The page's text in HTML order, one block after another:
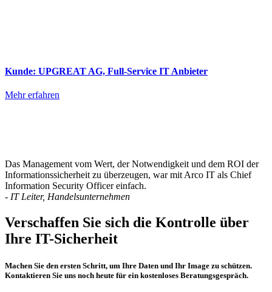
Kunde: UPGREAT AG, Full-Service IT Anbieter
Mehr erfahren
Das Management vom Wert, der Notwendigkeit und dem ROI der
Informationssicherheit zu überzeugen, war mit Arco IT als Chief
Information Security Officer einfach.
- IT Leiter, Handelsunternehmen
Verschaffen Sie sich die Kontrolle über
Ihre IT-Sicherheit
Machen Sie den ersten Schritt, um Ihre Daten und Ihr Image zu schützen.
Kontaktieren Sie uns noch heute für ein kostenloses Beratungsgespräch.